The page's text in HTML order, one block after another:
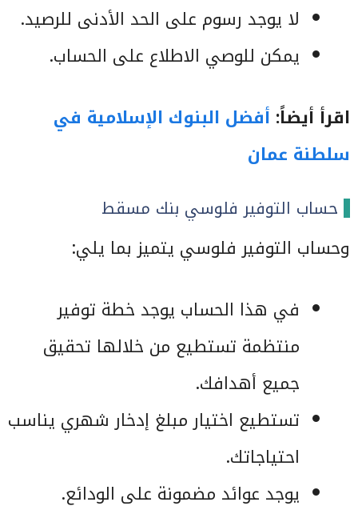
لا يوجد رسوم على الحد الأدنى للرصيد.
يمكن للوصي الاطلاع على الحساب.
اقرأ أيضاً: أفضل البنوك الإسلامية في
سلطنة عمان
حساب التوفير فلوسي بنك مسقط
وحساب التوفير فلوسي يتميز بما يلي:
في هذا الحساب يوجد خطة توفير
منتظمة تستطيع من خلالها تحقيق
جميع أهدافك.
تستطيع اختيار مبلغ إدخار شهري يناسب
احتياجاتك.
يوجد عوائد مضمونة على الودائع.